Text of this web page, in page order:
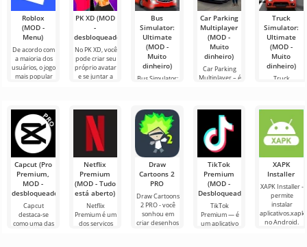
Roblox
(MOD -
Menu)
De acordo com
a maioria dos
usuários, o jogo
mais popular
PK XD (MOD
-
desbloqueado)
No PK XD, você
pode criar seu
próprio avatar
e se juntar a
Bus
Simulator:
Ultimate
(MOD -
Muito
dinheiro)
Bus Simulator:
para Android
que oferece
infinitas
Car Parking
Multiplayer
(MOD -
Muito
dinheiro)
Car Parking
Multiplayer – é
os jogadores
assumem o
papel de
Truck
Simulator:
Ultimate
(MOD -
Muito
dinheiro)
Truck
um simulador
de transporte
de carga e um
Capcut (Pro
Premium,
MOD -
desbloqueado)
Capcut
destaca-se
como uma das
Netflix
Premium
(MOD - Tudo
está aberto)
Netflix
Premium é um
dos serviços
Draw
Cartoons 2
PRO
Draw Cartoons
2 PRO - você
sonhou em
criar desenhos
TikTok
Premium
(MOD -
Desbloqueado)
TikTok
Premium — é
um aplicativo
XAPK
Installer
XAPK Installer -
permite
instalar
aplicativos.xapk
no Android.